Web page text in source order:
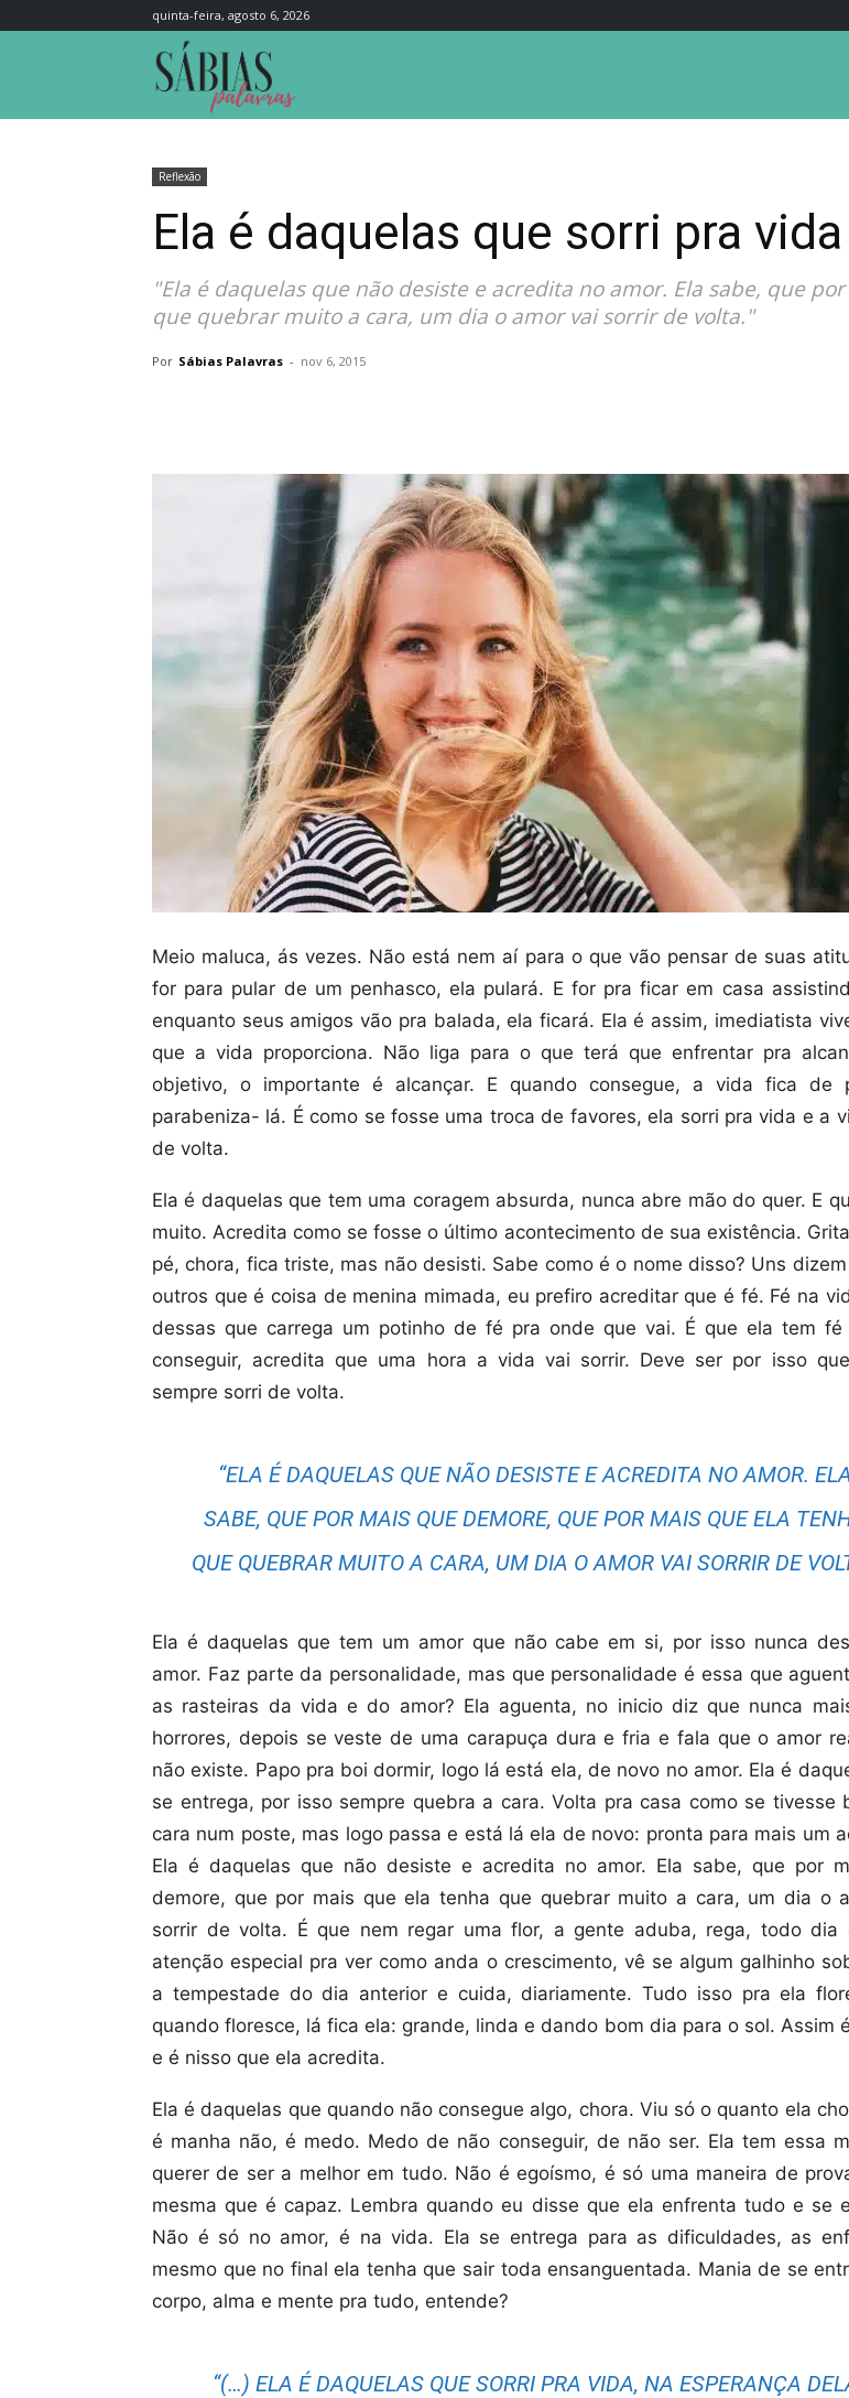
quinta-feira, agosto 6, 2026
Reflexão
Ela é daquelas que sorri pra vida
"Ela é daquelas que não desiste e acredita no amor. Ela sabe, que
que quebrar muito a cara, um dia o amor vai sorrir de volta."
Por Sábias Palavras - nov 6, 2015
Meio maluca, ás vezes. Não está nem aí para o que vão pensar de suas
for para pular de um penhasco, ela pulará. E for pra ficar em casa
enquanto seus amigos vão pra balada, ela ficará. Ela é assim, imediatista
que a vida proporciona. Não liga para o que terá que enfrentar pra
objetivo, o importante é alcançar. E quando consegue, a vida fica de
parabeniza- lá. É como se fosse uma troca de favores, ela sorri pra vida e a
de volta.
Ela é daquelas que tem uma coragem absurda, nunca abre mão do quer. E
muito. Acredita como se fosse o último acontecimento de sua existência.
pé, chora, fica triste, mas não desisti. Sabe como é o nome disso? Uns
outros que é coisa de menina mimada, eu prefiro acreditar que é fé. Fé na
dessas que carrega um potinho de fé pra onde que vai. É que ela tem fé
conseguir, acredita que uma hora a vida vai sorrir. Deve ser por isso
sempre sorri de volta.
“ELA É DAQUELAS QUE NÃO DESISTE E ACREDITA NO AMOR.
SABE, QUE POR MAIS QUE DEMORE, QUE POR MAIS QUE ELA
QUE QUEBRAR MUITO A CARA, UM DIA O AMOR VAI SORRIR DE
Ela é daquelas que tem um amor que não cabe em si, por isso nunca
amor. Faz parte da personalidade, mas que personalidade é essa que
as rasteiras da vida e do amor? Ela aguenta, no inicio diz que nunca
horrores, depois se veste de uma carapuça dura e fria e fala que o amor
não existe. Papo pra boi dormir, logo lá está ela, de novo no amor. Ela é
se entrega, por isso sempre quebra a cara. Volta pra casa como se tivesse
cara num poste, mas logo passa e está lá ela de novo: pronta para mais um
Ela é daquelas que não desiste e acredita no amor. Ela sabe, que por
demore, que por mais que ela tenha que quebrar muito a cara, um dia o
sorrir de volta. É que nem regar uma flor, a gente aduba, rega, todo dia
atenção especial pra ver como anda o crescimento, vê se algum galhinho
a tempestade do dia anterior e cuida, diariamente. Tudo isso pra ela
quando floresce, lá fica ela: grande, linda e dando bom dia para o sol. Assim
e é nisso que ela acredita.
Ela é daquelas que quando não consegue algo, chora. Viu só o quanto ela
é manha não, é medo. Medo de não conseguir, de não ser. Ela tem essa
querer de ser a melhor em tudo. Não é egoísmo, é só uma maneira de
mesma que é capaz. Lembra quando eu disse que ela enfrenta tudo e se
Não é só no amor, é na vida. Ela se entrega para as dificuldades, as
mesmo que no final ela tenha que sair toda ensanguentada. Mania de se
corpo, alma e mente pra tudo, entende?
“(…) ELA É DAQUELAS QUE SORRI PRA VIDA, NA ESPERANÇA